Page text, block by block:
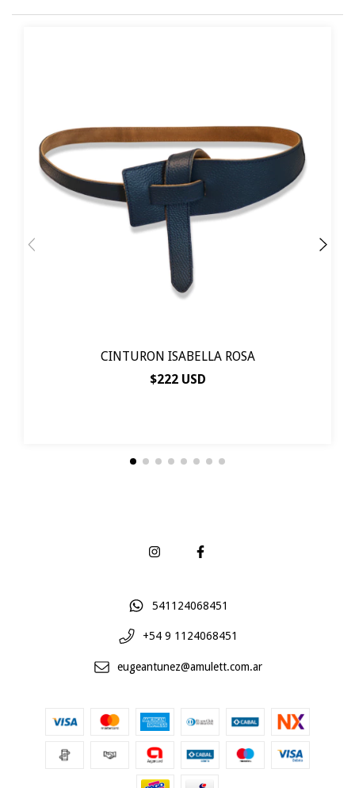
CINTURON ISABELLA ROSA
$222 USD
541124068451
+54 9 1124068451
eugeantunez@amulett.com.ar